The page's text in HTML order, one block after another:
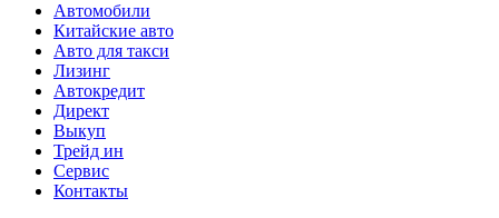
Автомобили
Китайские авто
Авто для такси
Лизинг
Автокредит
Директ
Выкуп
Трейд ин
Сервис
Контакты